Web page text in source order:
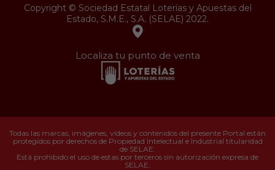
Copyright © Sociedad Estatal Loterías y Apuestas del
Estado, S.M.E., S.A. (SELAE) 2022.
Localiza tu punto de venta
Todas las marcas, imágenes, vídeos y contenidos del presente Portal están
protegidos por derechos de Propiedad Intelectual e Industrial titularidad
de SELAE.
Está prohibido el uso de estas por terceros sin autorización expresa de
SELAE.